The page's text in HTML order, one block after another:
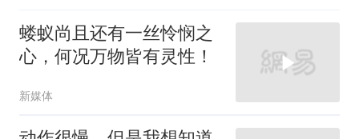
蝼蚁尚且还有一丝怜悯之
心，何况万物皆有灵性！
新媒体